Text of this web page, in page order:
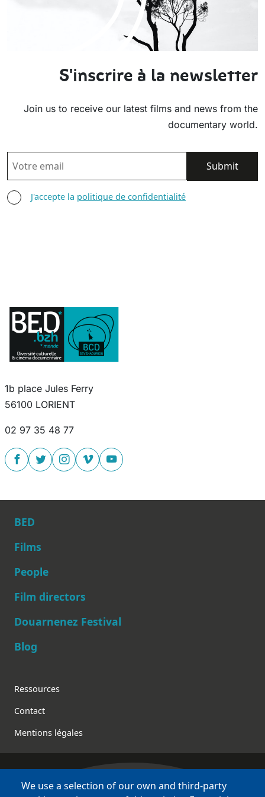
S'inscrire à la newsletter
Join us to receive our latest films and news from the
documentary world.
EMAIL
AGREE TERMS
J'accepte la politique de confidentialité
1b place Jules Ferry
56100 LORIENT
02 97 35 48 77
Main navigation
BED
Films
People
Film directors
Douarnenez Festival
Blog
Footer
Ressources
Contact
Mentions légales
Bretagne Culture Diversité
We use a selection of our own and third-party